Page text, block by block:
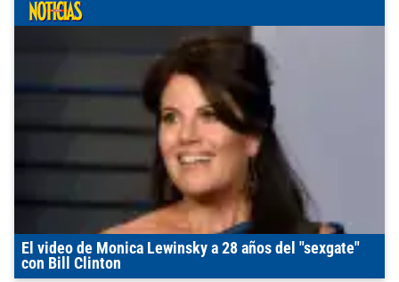
El video de Monica Lewinsky a 28 años del "sexgate"
con Bill Clinton